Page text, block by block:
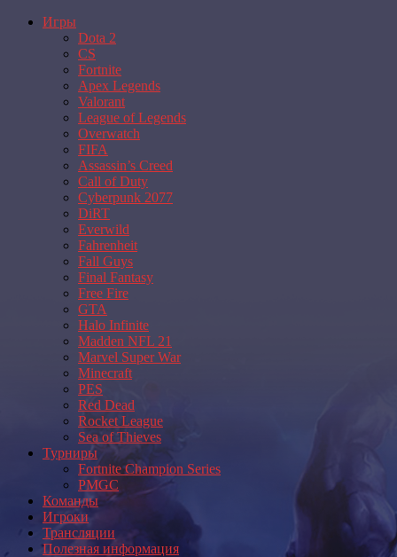
Игры
Dota 2
CS
Fortnite
Apex Legends
Valorant
League of Legends
Overwatch
FIFA
Assassin’s Creed
Call of Duty
Cyberpunk 2077
DiRT
Everwild
Fahrenheit
Fall Guys
Final Fantasy
Free Fire
GTA
Halo Infinite
Madden NFL 21
Marvel Super War
Minecraft
PES
Red Dead
Rocket League
Sea of Thieves
Турниры
Fortnite Champion Series
PMGC
Команды
Игроки
Трансляции
Полезная информация